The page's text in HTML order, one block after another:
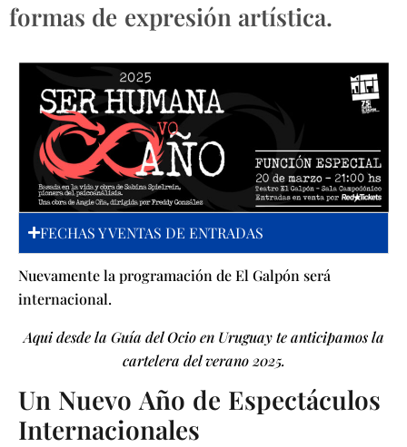
formas de expresión artística.
FECHAS Y VENTAS DE ENTRADAS
Nuevamente la programación de El Galpón será
internacional.
Aqui desde la Guía del Ocio en Uruguay te anticipamos la
cartelera del verano 2025.
Un Nuevo Año de Espectáculos
Internacionales